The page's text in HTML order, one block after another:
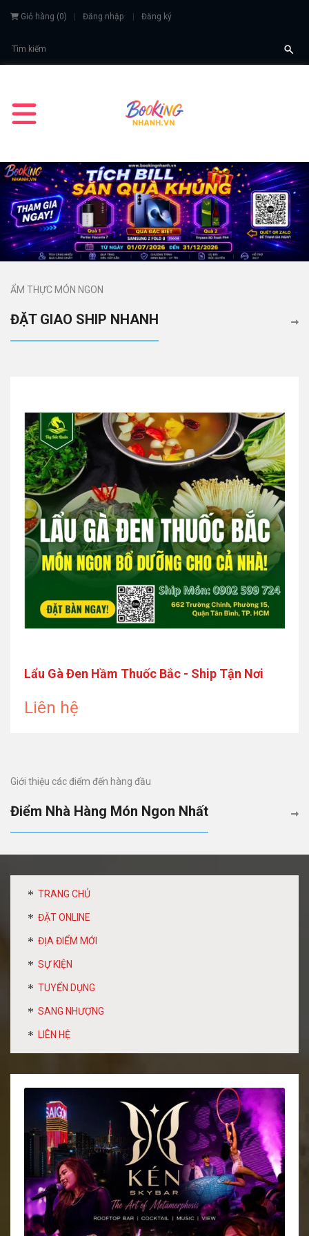
Giỏ hàng (0) Đăng nhập Đăng ký
ẨM THỰC MÓN NGON
ĐẶT GIAO SHIP NHANH
Lẩu Gà Đen Hầm Thuốc Bắc - Ship Tận Nơi
Liên hệ
Giới thiệu các điểm đến hàng đầu
Điểm Nhà Hàng Món Ngon Nhất
TRANG CHỦ
ĐẶT ONLINE
ĐỊA ĐIỂM MỚI
SỰ KIỆN
TUYỂN DỤNG
SANG NHƯỢNG
LIÊN HỆ